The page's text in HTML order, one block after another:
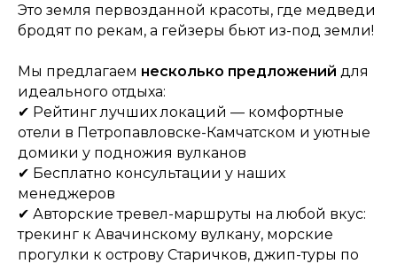
Это земля первозданной красоты, где медведи
бродят по рекам, а гейзеры бьют из-под земли!
Мы предлагаем несколько предложений для
идеального отдыха:
✔ Рейтинг лучшихлокаций — комфортные
отели в Петропавловске-Камчатском и уютные
домики у подножия вулканов
✔ Бесплатно консультации у наших
менеджеров
✔ Авторские тревел-маршруты на любой вкус:
трекинг к Авачинскому вулкану, морские
прогулки к острову Старичков, джип-туры по